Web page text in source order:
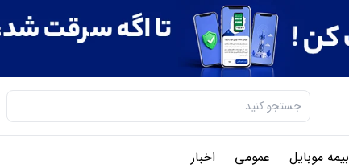
بیمه موبایل عمومی اخبار